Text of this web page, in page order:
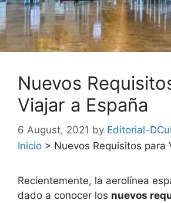
Nuevos
Viajar a España
6 August, 2021 by Editorial-
Inicio > Nuevos Requisitos para
Recientemente, la aerolínea
dado a conocer los nuevos